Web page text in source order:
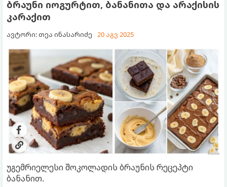
ბრაუნი იოგურტით, ბანანითა და არაქისის
კარაქით
ავტორი: თეა ინასარიძე 20 აგვ 2025
უგემრიელესი შოკოლადის ბრაუნის რეცეპტი
ბანანით.